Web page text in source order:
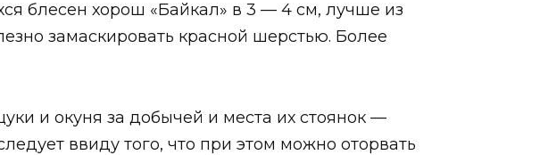
блесен хорош «Байкал» в 3 — 4 см, лучше из
замаскировать красной шерстью. Более
и окуня за добычей и места их стоянок —
ввиду того, что при этом можно оторвать